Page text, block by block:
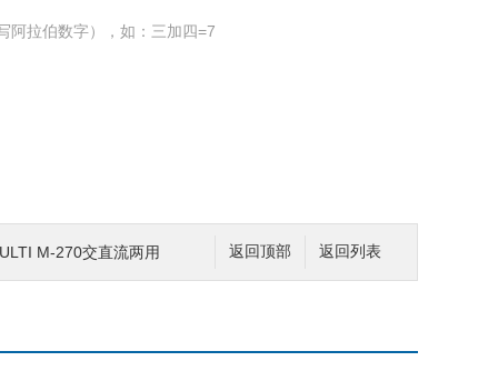
阿拉伯数字），如：三加四=7
返回列表
返回顶部
M-270交直流两用